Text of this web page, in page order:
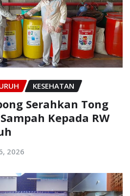
KESEHATAN
Serahkan Tong
Kepada RW
2026